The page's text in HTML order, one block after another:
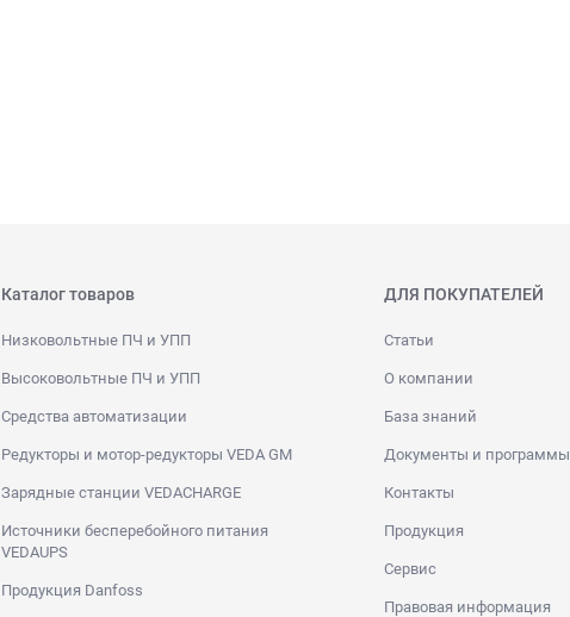
Каталог товаров
Низковольтные ПЧ и УПП
Высоковольтные ПЧ и УПП
Средства автоматизации
Редукторы и мотор-редукторы VEDA GM
Зарядные станции VEDACHARGE
Источники бесперебойного питания
VEDAUPS
Продукция Danfoss
ДЛЯ ПОКУПАТЕЛЕЙ
Статьи
О компании
База знаний
Документы и программы
Контакты
Продукция
Сервис
Правовая информация